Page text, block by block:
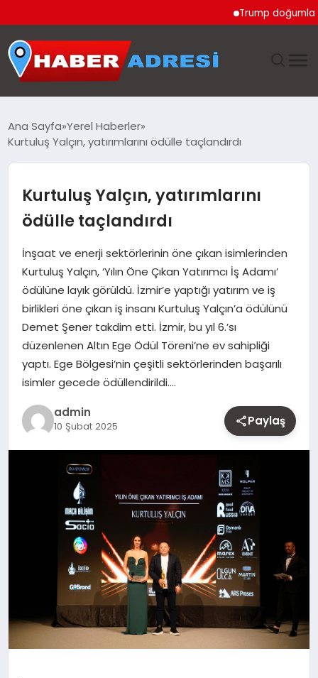
Trump doğumla
GÜNDEM
SPOR
EKONOMI
TEKNOLOJI
EĞITIM
MAGAZIN
YAŞAM
OTOMOBIL
Ana Sayfa Yerel Haberler
Kurtuluş Yalçın, yatırımlarını ödülle taçlandırdı
Kurtuluş Yalçın, yatırımlarını
ödülle taçlandırdı
İnşaat ve enerji sektörlerinin öne çıkan isimlerinden
Kurtuluş Yalçın, ‘Yılın Öne Çıkan Yatırımcı İş Adamı’
ödülüne layık görüldü. İzmir’e yaptığı yatırım ve iş
birlikleri öne çıkan iş insanı Kurtuluş Yalçın’a ödülünü
Demet Şener takdim etti. İzmir, bu yıl 6.’sı
düzenlenen Altın Ege Ödül Töreni’ne ev sahipliği
yaptı. Ege Bölgesi’nin çeşitli sektörlerinden başarılı
isimler gecede ödüllendirildi….
admin
10 Şubat 2025 Paylaş